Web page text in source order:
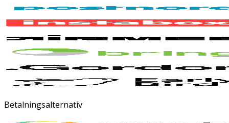
Betalningsalternativ